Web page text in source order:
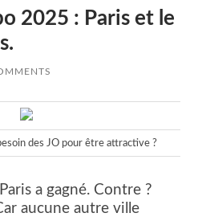
2025 : Paris et le
des JO pour être attractive ?
a gagné. Contre ?
aucune autre ville